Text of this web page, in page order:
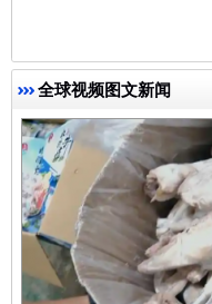
全球视频图文新闻